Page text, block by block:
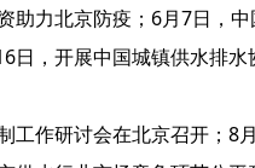
助力北京防疫；6月7日，
，开展中国城镇供水排
工作研讨会在北京召开；8